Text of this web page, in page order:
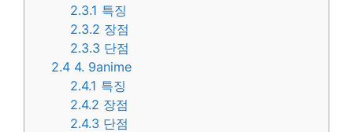
2.3.1 특징
2.3.2 장점
2.3.3 단점
2.4 4. 9anime
2.4.1 특징
2.4.2 장점
2.4.3 단점